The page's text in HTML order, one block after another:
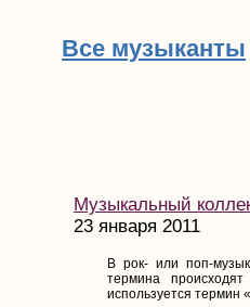
Все музыканты
Музыкальный
23 января 2011
В рок- или поп-
термина
используется термин